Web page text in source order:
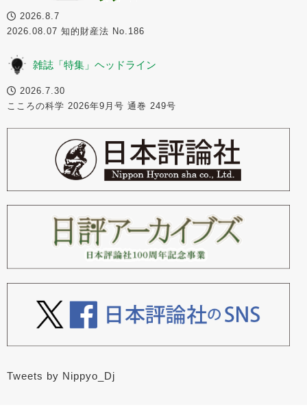
2026.8.7
2026.08.07 知的財産法 No.186
雑誌「特集」ヘッドライン
2026.7.30
こころの科学 2026年9月号 通巻 249号
Tweets by Nippyo_Dj